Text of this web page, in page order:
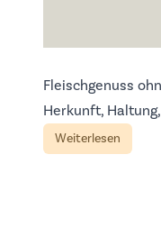
Fleischgenuss
Herkunft,
Weiterlesen